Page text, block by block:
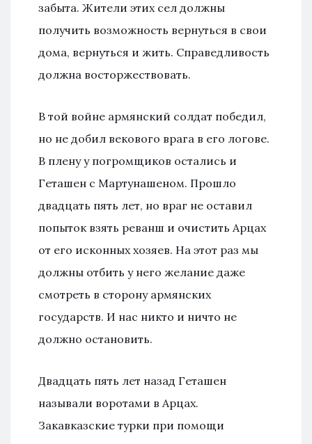
забыта. Жители этих сел должны
получить возможность вернуться в свои
дома, вернуться и жить. Справедливость
должна восторжествовать.
В той войне армянский солдат победил,
но не добил векового врага в его логове.
В плену у погромщиков остались и
Геташен с Мартунашеном. Прошло
двадцать пять лет, но враг не оставил
попыток взять реванш и очистить Арцах
от его исконных хозяев. На этот раз мы
должны отбить у него желание даже
смотреть в сторону армянских
государств. И нас никто и ничто не
должно остановить.
Двадцать пять лет назад Геташен
называли воротами в Арцах.
Закавказские турки при помощи